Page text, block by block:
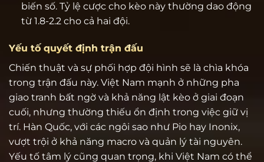
biến số. Tỷ lệ cược cho kèo này thường dao động
từ 1.8-2.2 cho cả hai đội.
Yếu tố quyết định trận đấu
Chiến thuật và sự phối hợp đội hình sẽ là chìa khóa
trong trận đấu này. Việt Nam mạnh ở những pha
giao tranh bất ngờ và khả năng lật kèo ở giai đoạn
cuối, nhưng thường thiếu ổn định trong việc giữ vị
trí. Hàn Quốc, với các ngôi sao như Pio hay Inonix,
vượt trội ở khả năng macro và quản lý tài nguyên.
Yếu tố tâm lý cũng quan trọng, khi Việt Nam có thể